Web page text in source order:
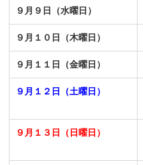
９月９日（水曜日）
９月１０日（木曜日）
９月１１日（金曜日）
９月１２日（土曜日）
９月１３日（日曜日）